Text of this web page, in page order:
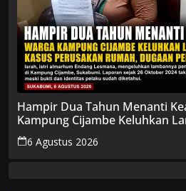
Hampir Dua Tahun Menanti
Kampung Cijambe Keluhkan
Penanganan Kasus Perusakan
Pelaku Berdiam Diri
6 Agustus 2026